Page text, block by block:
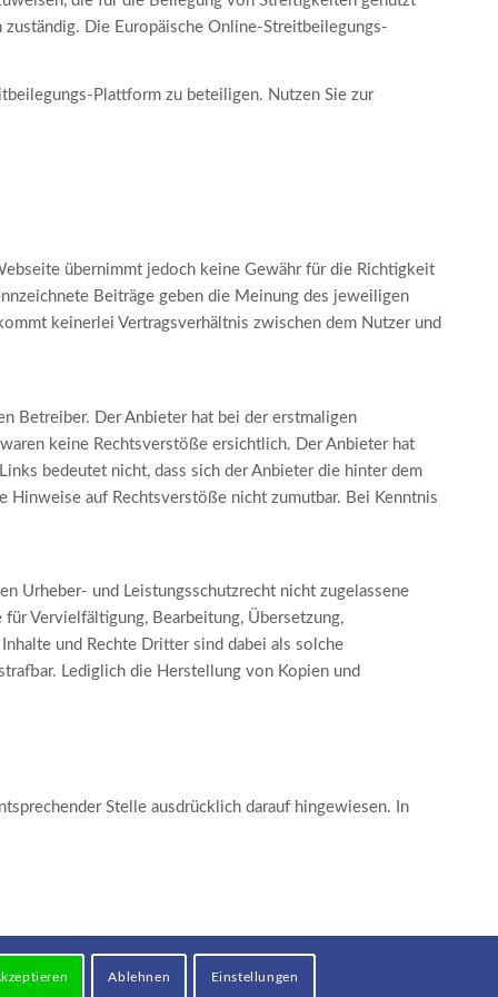
Die Europäische Online-Streitbeilegungs-
Plattform zu beteiligen. Nutzen Sie zur
übernimmt jedoch keine Gewähr für die Richtigkeit
Beiträge geben die Meinung des jeweiligen
keinerlei Vertragsverhältnis zwischen dem Nutzer und
Betreiber. Der Anbieter hat bei der erstmaligen
keine Rechtsverstöße ersichtlich. Der Anbieter hat
bedeutet nicht, dass sich der Anbieter die hinter dem
auf Rechtsverstöße nicht zumutbar. Bei Kenntnis
Urheber- und Leistungsschutzrecht nicht zugelassene
Vervielfältigung, Bearbeitung, Übersetzung,
und Rechte Dritter sind dabei als solche
Lediglich die Herstellung von Kopien und
Stelle ausdrücklich darauf hingewiesen. In
Impressum
Ablehnen Einstellungen